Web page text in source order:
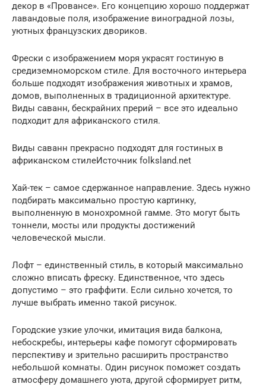
декор в «Провансе». Его концепцию хорошо поддержат
лавандовые поля, изображение виноградной лозы,
уютных французских двориков.
Фрески с изображением моря украсят гостиную в
средиземноморском стиле. Для восточного интерьера
больше подходят изображения животных и храмов,
домов, выполненных в традиционной архитектуре.
Виды саванн, бескрайних прерий – все это идеально
подходит для африканского стиля.
Виды саванн прекрасно подходят для гостиных в
африканском стилеИсточник folksland.net
Хай-тек – самое сдержанное направление. Здесь нужно
подбирать максимально простую картинку,
выполненную в монохромной гамме. Это могут быть
тоннели, мосты или продукты достижений
человеческой мысли.
Лофт – единственный стиль, в который максимально
сложно вписать фреску. Единственное, что здесь
допустимо – это граффити. Если сильно хочется, то
лучше выбрать именно такой рисунок.
Городские узкие улочки, имитация вида балкона,
небоскребы, интерьеры кафе помогут сформировать
перспективу и зрительно расширить пространство
небольшой комнаты. Один рисунок поможет создать
атмосферу домашнего уюта, другой сформирует ритм,